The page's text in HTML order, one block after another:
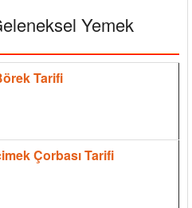
Yemek
Tarifi
Çorbası Tarifi